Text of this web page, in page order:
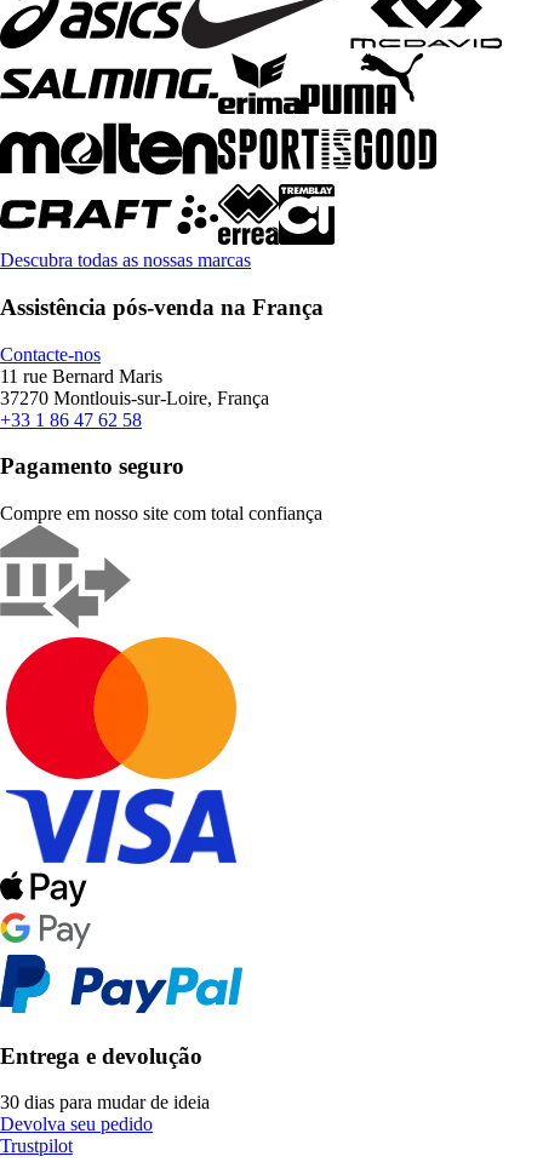
Descubra todas as nossas marcas
Assistência pós-venda na França
Contacte-nos
11 rue Bernard Maris
37270 Montlouis-sur-Loire, França
+33 1 86 47 62 58
Pagamento seguro
Compre em nosso site com total confiança
Entrega e devolução
30 dias para mudar de ideia
Devolva seu pedido
Trustpilot